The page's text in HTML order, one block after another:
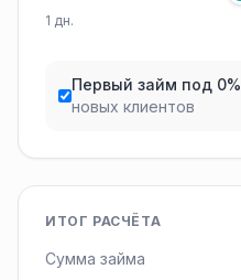
1 дн.
Первый займ под 0%
новых клиентов
ИТОГ РАСЧЁТА
Сумма займа